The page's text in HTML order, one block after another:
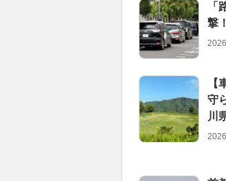
「
撃
【
守
川